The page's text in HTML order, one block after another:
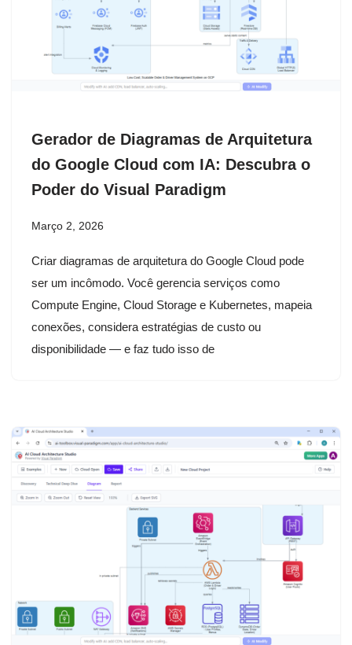
Gerador de Diagramas de Arquitetura
do Google Cloud com IA: Descubra o
Poder do Visual Paradigm
Março 2, 2026
Criar diagramas de arquitetura do Google Cloud pode
ser um incômodo. Você gerencia serviços como
Compute Engine, Cloud Storage e Kubernetes, mapeia
conexões, considera estratégias de custo ou
disponibilidade — e faz tudo isso de